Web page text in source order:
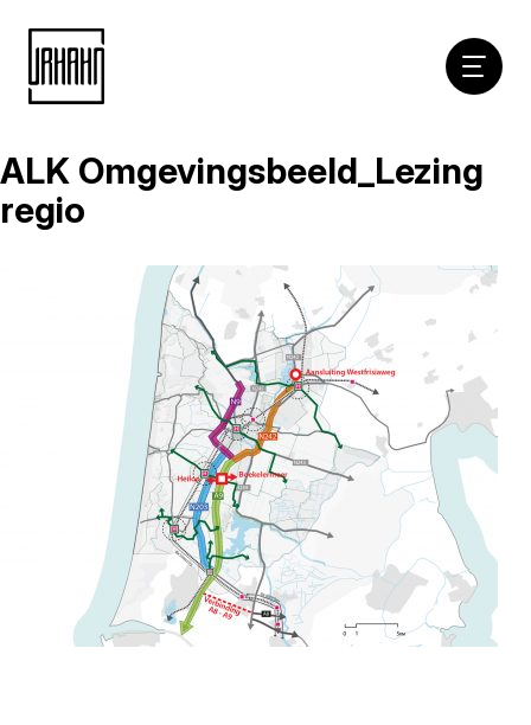
Naar
inhoud
ALK Omgevingsbeeld_Lezing
regio